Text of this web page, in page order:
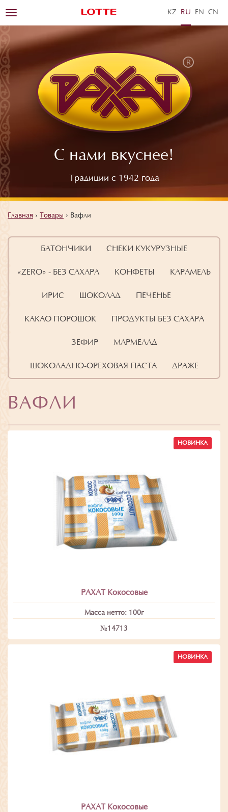
KZ RU EN ZH
С нами вкуснее!
Традиции с 1942 года
Toggle
navigation
Главная › Товары › Вафли
БАТОНЧИКИ СНЕКИ КУКУРУЗНЫЕ
«ZERO» - БЕЗ САХАРА КОНФЕТЫ КАРАМЕЛЬ
ИРИС ШОКОЛАД ПЕЧЕНЬЕ
КАКАО ПОРОШОК ПРОДУКТЫ БЕЗ САХАРА
ЗЕФИР МАРМЕЛАД
ШОКОЛАДНО-ОРЕХОВАЯ ПАСТА ДРАЖЕ
ВАФЛИ
НОВИНКА
РАХАТ Кокосовые
Масса нетто: 100г
№14713
НОВИНКА
РАХАТ Кокосовые